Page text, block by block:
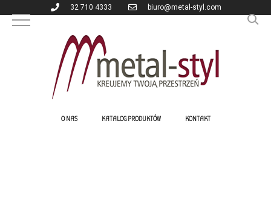
32 710 4333 biuro@metal-styl.com
O NAS KATALOG PRODUKTÓW KONTAKT